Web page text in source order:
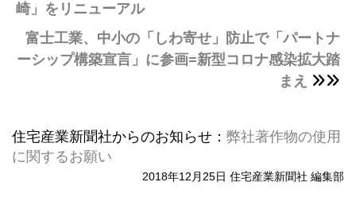
崎」をリニューアル
富士工業、中小の「しわ寄せ」防止で「パートナ
ーシップ構築宣言」に参画=新型コロナ感染拡大踏
まえ
住宅産業新聞社からのお知らせ： 弊社著作物の使用
に関するお願い
2018年12月25日 住宅産業新聞社 編集部